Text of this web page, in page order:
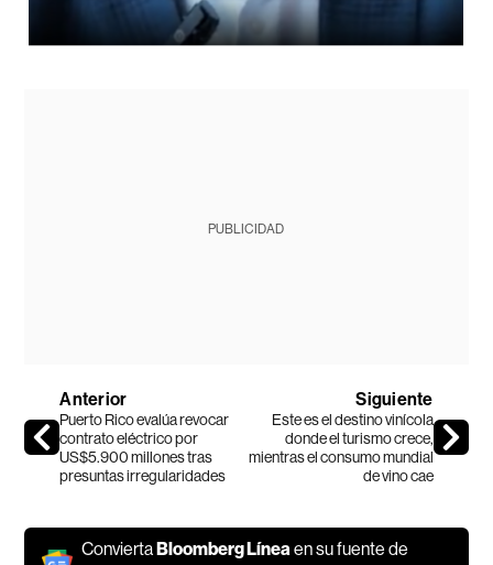
PUBLICIDAD
Anterior
Puerto Rico evalúa revocar
contrato eléctrico por
US$5.900 millones tras
presuntas irregularidades
Siguiente
Este es el destino vinícola
donde el turismo crece,
mientras el consumo mundial
de vino cae
ConviertaBloomberg Línea en su fuente de